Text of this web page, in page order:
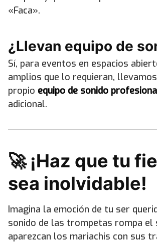
«Faca».
¿Llevan equipo de
Sí, para eventos en espacios
amplios que lo requieran,
propio equipo de sonido
adicional.
🚀 ¡Haz que tu
sea inolvidable!
Imagina la emoción de tu ser
sonido de las trompetas rompa el
aparezcan los mariachis con sus